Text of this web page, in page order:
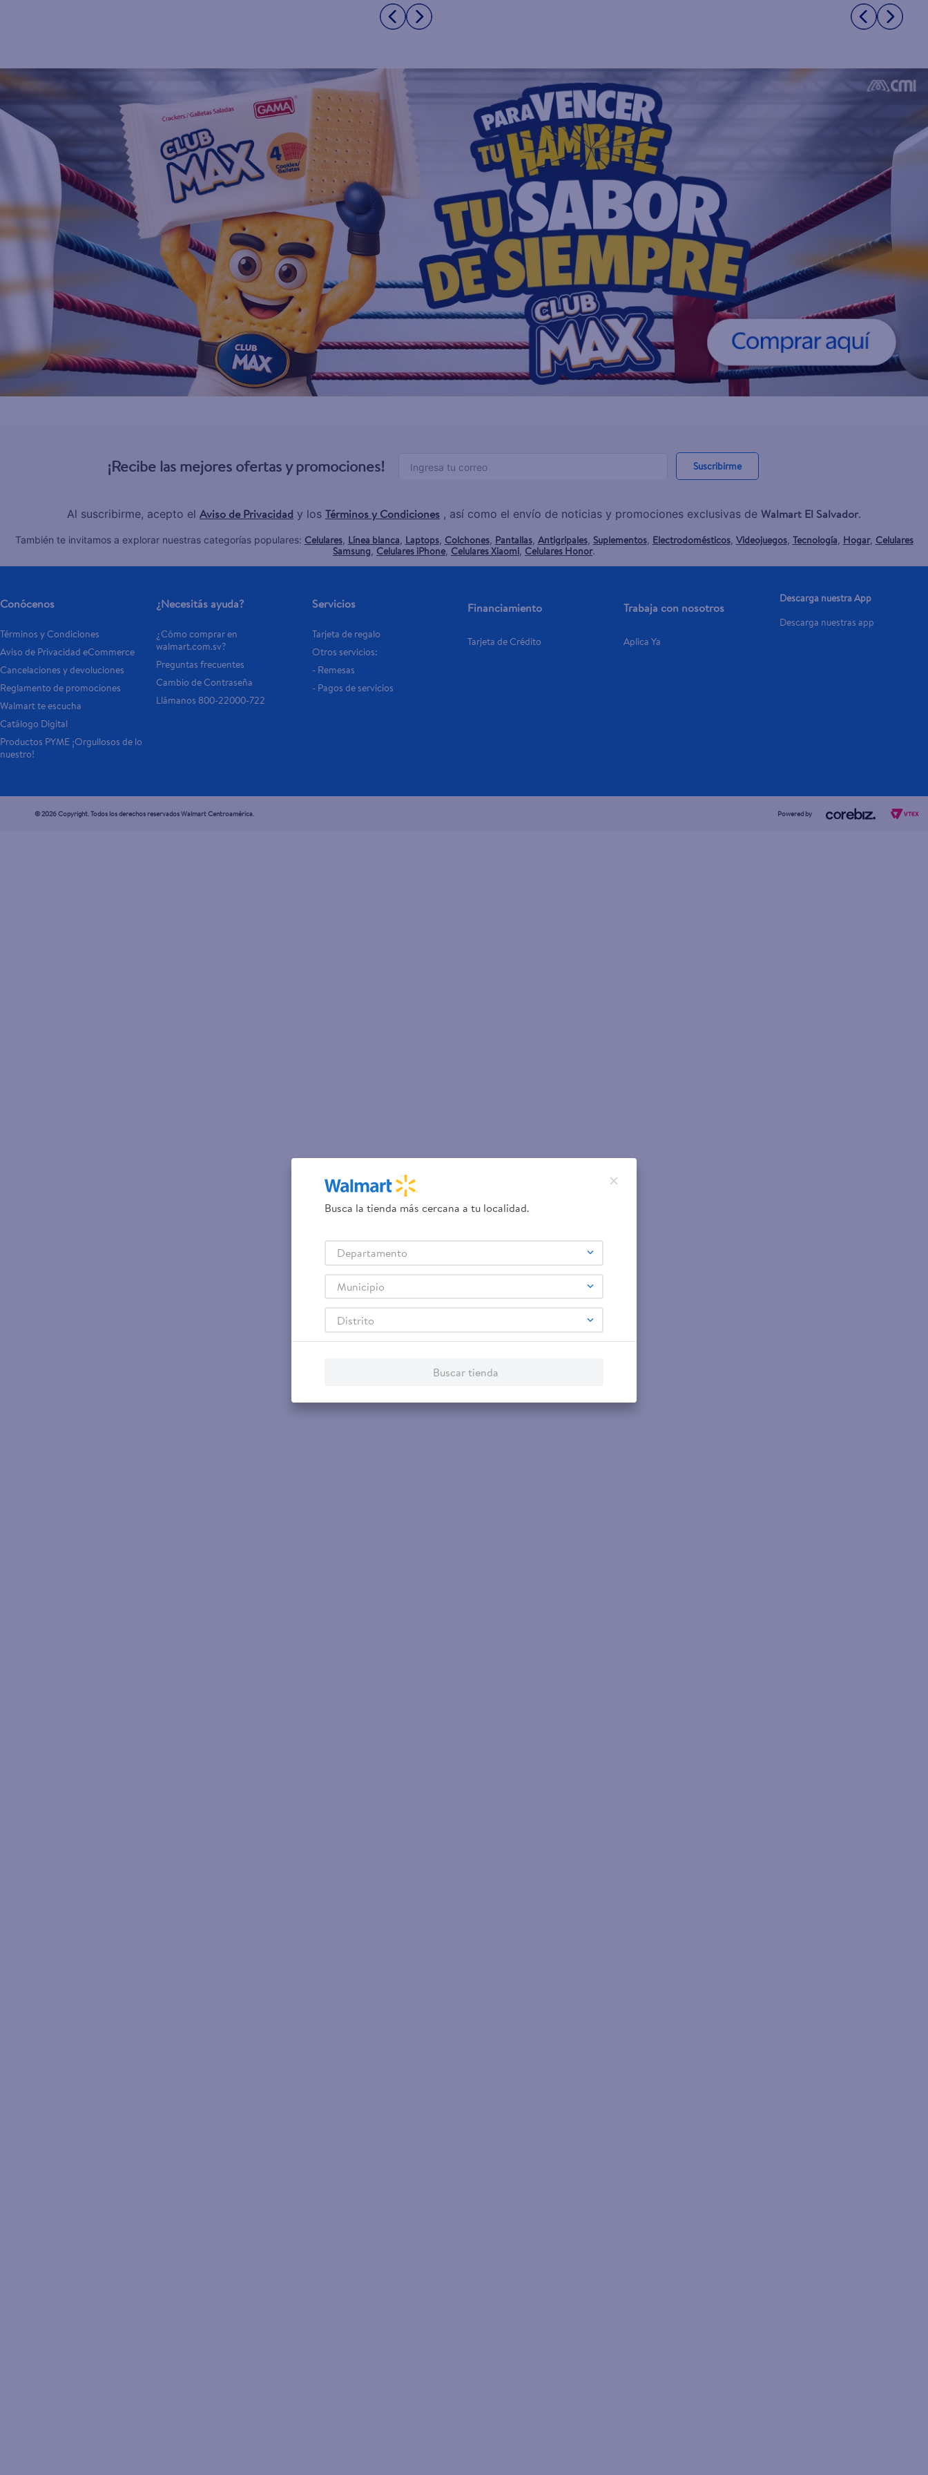
¡Recibe las mejores ofertas y promociones! Suscribirme
Al suscribirme, acepto el Aviso de Privacidad y los Términos y Condiciones , así como el envío de noticias y promociones exclusivas de Walmart El Salvador.
También te invitamos a explorar nuestras categorías populares: Celulares, Línea blanca, Laptops, Colchones, Pantallas, Antigripales, Suplementos, Electrodomésticos, Videojuegos, Tecnología, Hogar, Celulares
Samsung, Celulares iPhone, Celulares Xiaomi, Celulares Honor.
Conócenos
Términos y Condiciones
Aviso de Privacidad eCommerce
Cancelaciones y devoluciones
Reglamento de promociones
Walmart te escucha
Catálogo Digital
Productos PYME ¡Orgullosos de lo
nuestro!
¿Necesitás ayuda?
¿Cómo comprar en
walmart.com.sv?
Preguntas frecuentes
Cambio de Contraseña
Llámanos 800-22000-722
Servicios
Tarjeta de regalo
Otros servicios:
- Remesas
- Pagos de servicios
Financiamiento
Tarjeta de Crédito
Trabaja con nosotros
Aplica Ya
Descarga nuestra App
Descarga nuestras app
© 2026 Copyright. Todos los derechos reservados Walmart Centroamérica. Powered by
Busca la tienda más cercana a tu localidad.
Departamento
Municipio
Distrito
Buscar tienda